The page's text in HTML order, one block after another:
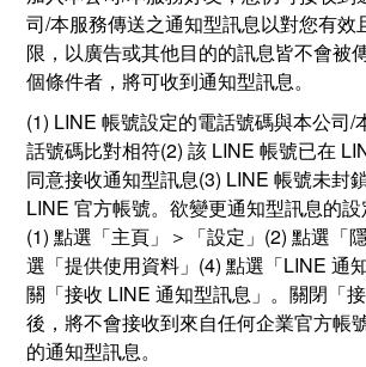
司/本服務傳送之通知型訊息以對您有效
限，以廣告或其他目的的訊息皆不會被
個條件者，將可收到通知型訊息。
(1) LINE 帳號設定的電話號碼與本公司/
話號碼比對相符(2) 該 LINE 帳號已在
同意接收通知型訊息(3) LINE 帳號未封
LINE 官方帳號。欲變更通知型訊息的設
(1) 點選「主頁」＞「設定」(2) 點選「
選「提供使用資料」(4) 點選「LINE 通
關「接收 LINE 通知型訊息」。關閉「
後，將不會接收到來自任何企業官方帳
的通知型訊息。